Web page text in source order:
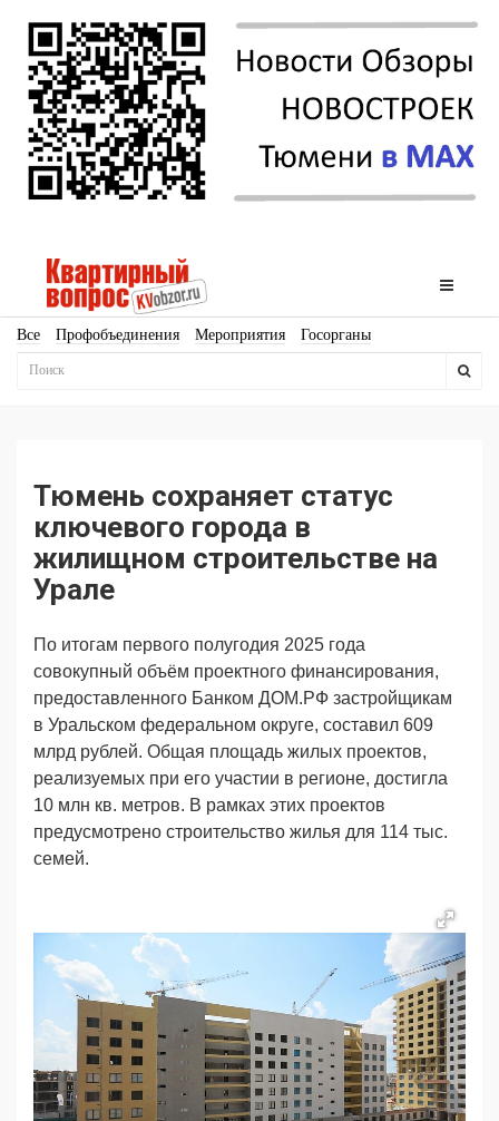
Все Профобъединения Мероприятия Госорганы
Новостройки
Поздравляем
Ещё
Тюмень сохраняет статус
ключевого города в
жилищном строительстве на
Урале
По итогам первого полугодия 2025 года
совокупный объём проектного финансирования,
предоставленного Банком ДОМ.РФ застройщикам
в Уральском федеральном округе, составил 609
млрд рублей. Общая площадь жилых проектов,
реализуемых при его участии в регионе, достигла
10 млн кв. метров. В рамках этих проектов
предусмотрено строительство жилья для 114 тыс.
семей.